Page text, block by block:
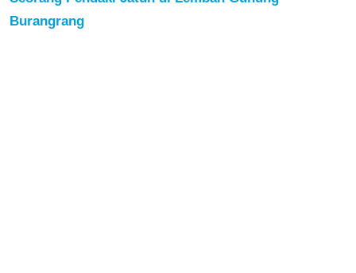
Burangrang